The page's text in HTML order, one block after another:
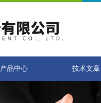
产品中心 技术文章